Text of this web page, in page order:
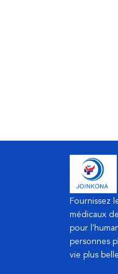
Fournissez
médicaux
pour
personnes
vie plus